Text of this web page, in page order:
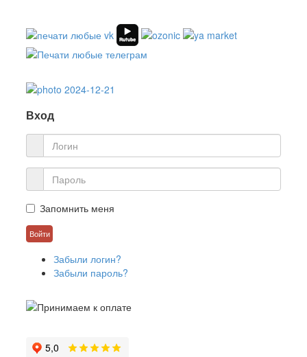
Вход
Запомнить меня
Забыли логин?
Забыли пароль?